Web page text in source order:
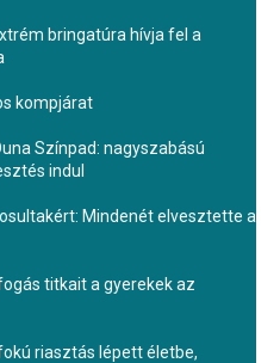
bringatúra hívja fel a
kompjárat
Színpad: nagyszabású
indul
Mindenét elvesztette a
titkait a gyerekek az
riasztás lépett életbe,